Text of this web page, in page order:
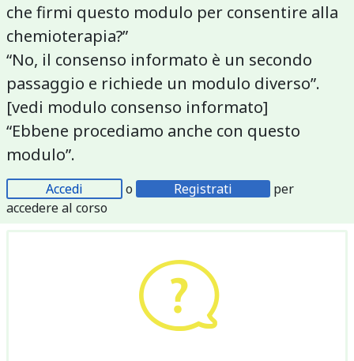
che firmi questo modulo per consentire alla
chemioterapia?”
“No, il consenso informato è un secondo
passaggio e richiede un modulo diverso”.
[vedi modulo consenso informato]
“Ebbene procediamo anche con questo
modulo”.
Accedi o Registrati
per
accedere al corso